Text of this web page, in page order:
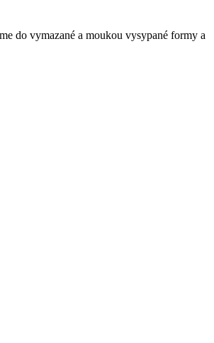
do vymazané a moukou vysypané formy a